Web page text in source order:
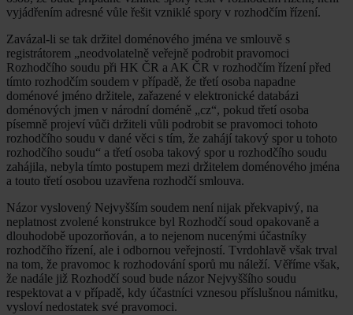
vyjádřením adresné vůle řešit vzniklé spory v rozhodčím řízení.
Zavázal-li se tak držitel doménového jména ve smlouvě s
registrátorem „neodvolatelně veřejně podrobit pravomoci
Rozhodčího soudu při HK ČR a AK ČR v rozhodčím řízení před
tímto rozhodčím soudem v případě, že třetí osoba napadne
doménové jméno držitele, zařazené v elektronické databázi
doménových jmen v národní doméně „cz“, pokud třetí osoba
písemně projeví vůči držiteli vůli podrobit se pravomoci tohoto
rozhodčího soudu v dané věci s tím, že zahájí takový spor u tohoto
rozhodčího soudu“ a třetí osoba takový spor u rozhodčího soudu
zahájila, nebyla tímto postupem mezi držitelem doménového jména
a touto třetí osobou uzavřena rozhodčí smlouva.
Názor vyslovený Nejvyšším soudem není nijak překvapivý, na
neplatnost zvolené konstrukce byl Rozhodčí soud opakovaně a
dlouhodobě upozorňován, a to nejenom nucenými účastníky
rozhodčího řízení, ale i odbornou veřejností. Tvrdohlavě však trval
na tom, že pravomoc k rozhodování sporů mu náleží. Věříme však,
že nadále již Rozhodčí soud bude názor Nejvyššího soudu
respektovat a v případě, kdy účastníci vznesou příslušnou námitku,
vysloví nedostatek své pravomoci.